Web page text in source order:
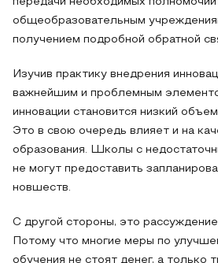
общеобразовательным
получением подробной обратной
Изучив практику внедрения
важнейшим и проблемным
инновации становится низкий
Это в свою очередь влияет и на
образования. Школы с
не могут предоставить
новшеств.
С другой стороны, это
Потому что многие меры по
обучения не стоят денег, а только